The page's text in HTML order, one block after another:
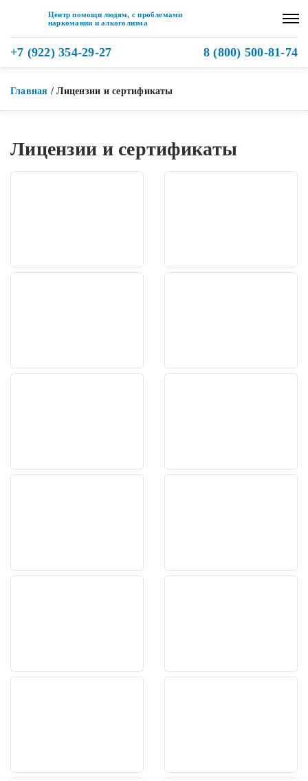
Центр помощи людям, с проблемами
наркомании и алкоголизма
+7 (922) 354-29-27 8 (800) 500-81-74
Главная /Лицензии и сертификаты
Лицензии и сертификаты